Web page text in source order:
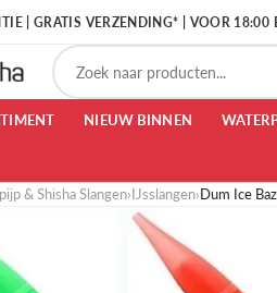
| GRATIS VERZENDING* | VOOR
NIEUW BINNEN
& Shisha Slangen›IJsslangen›Dum Ice